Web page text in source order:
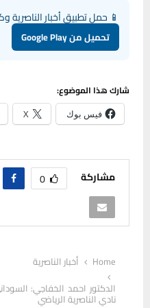
📱 حمل تطبيق أخبار الناصرية
تحميل من Google Play
شارك هذا الموضوع:
فيس بوك X
مشاركة 0
Home
أخبار الناصرية
الدكتور احمد الخفاجي:
نادي الناصرية الرياضي